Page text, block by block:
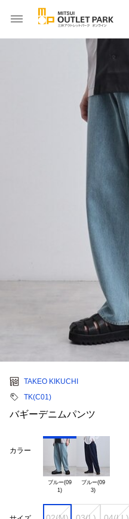
TAKEO KIKUCHI
TK(C01)
バギーデニムパンツ
カラー
ブルー(09
ブルー(09